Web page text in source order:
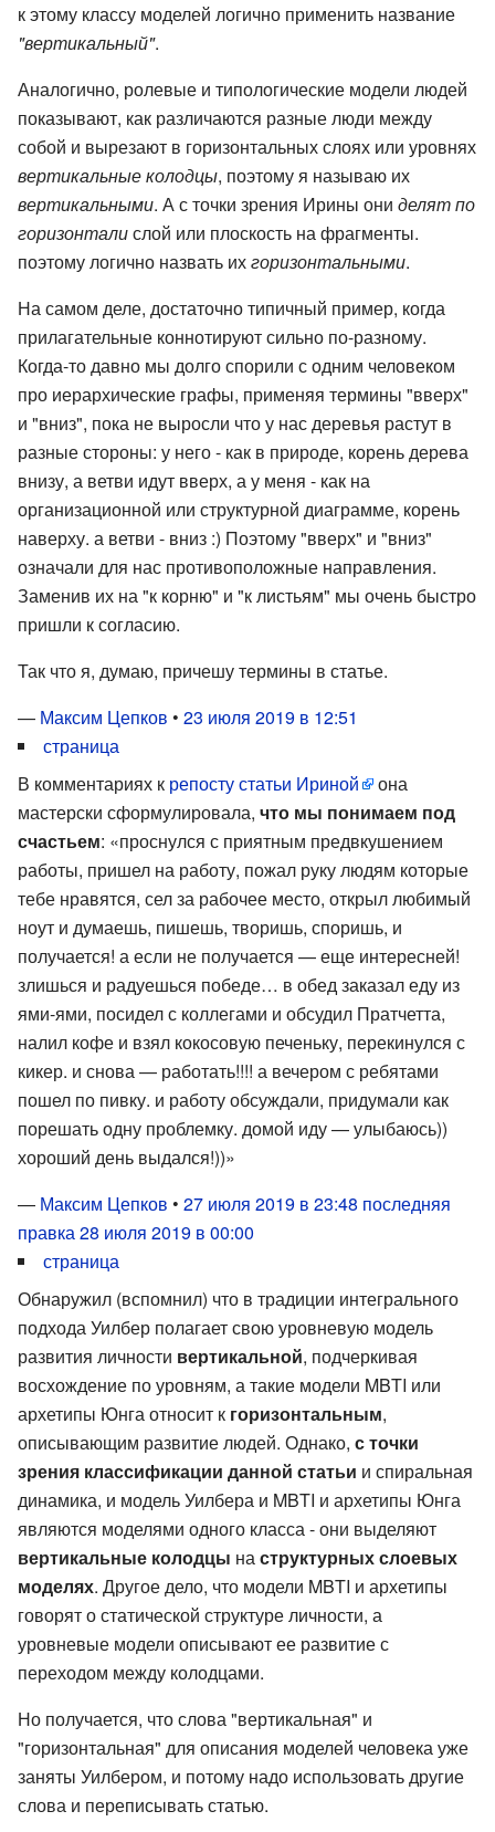
к этому классу моделей логично применить название
"вертикальный".
Аналогично, ролевые и типологические модели людей
показывают, как различаются разные люди между
собой и вырезают в горизонтальных слоях или уровнях
вертикальные колодцы, поэтому я называю их
вертикальными. А с точки зрения Ирины они делят по
горизонталислой или плоскость на фрагменты.
поэтому логично назвать ихгоризонтальными.
На самом деле, достаточно типичный пример, когда
прилагательные коннотируют сильно по-разному.
Когда-то давно мы долго спорили с одним человеком
про иерархические графы, применяя термины "вверх"
и "вниз", пока не выросли что у нас деревья растут в
разные стороны: у него - как в природе, корень дерева
внизу, а ветви идут вверх, а у меня - как на
организационной или структурной диаграмме, корень
наверху. а ветви - вниз :) Поэтому "вверх" и "вниз"
означали для нас противоположные направления.
Заменив их на "к корню" и "к листьям" мы очень быстро
пришли к согласию.
Так что я, думаю, причешу термины в статье.
— Максим Цепков • 23 июля 2019 в 12:51
страница
В комментариях к репосту статьи Ириной
она
мастерски сформулировала, что мы понимаем под
счастьем: «проснулся с приятным предвкушением
работы, пришел на работу, пожал руку людям которые
тебе нравятся, сел за рабочее место, открыл любимый
ноут и думаешь, пишешь, творишь, споришь, и
получается! а если не получается — еще интересней!
злишься и радуешься победе… в обед заказал еду из
ями-ями, посидел с коллегами и обсудил Пратчетта,
налил кофе и взял кокосовую печеньку, перекинулся с
кикер. и снова — работать!!!! а вечером с ребятами
пошел по пивку. и работу обсуждали, придумали как
порешать одну проблемку. домой иду — улыбаюсь))
хороший день выдался!))»
— Максим Цепков • 27 июля 2019 в 23:48 последняя
правка 28 июля 2019 в 00:00
страница
Обнаружил (вспомнил) что в традиции интегрального
подхода Уилбер полагает свою уровневую модель
развития личности вертикальной, подчеркивая
восхождение по уровням, а такие модели MBTI или
архетипы Юнга относит к горизонтальным,
описывающим развитие людей. Однако, с точки
зрения классификации данной статьи и спиральная
динамика, и модель Уилбера и MBTI и архетипы Юнга
являются моделями одного класса - они выделяют
вертикальные колодцы наструктурных слоевых
моделях. Другое дело, что модели MBTI и архетипы
говорят о статической структуре личности, а
уровневые модели описывают ее развитие с
переходом между колодцами.
Но получается, что слова "вертикальная" и
"горизонтальная" для описания моделей человека уже
заняты Уилбером, и потому надо использовать другие
слова и переписывать статью.